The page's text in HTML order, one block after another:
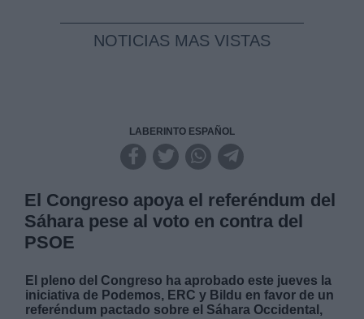
NOTICIAS MAS VISTAS
LABERINTO ESPAÑOL
El Congreso apoya el referéndum del
Sáhara pese al voto en contra del
PSOE
El pleno del Congreso ha aprobado este jueves la
iniciativa de Podemos, ERC y Bildu en favor de un
referéndum pactado sobre el Sáhara Occidental,